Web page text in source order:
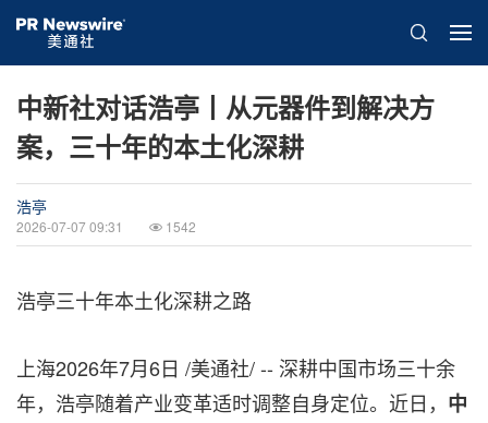
中新社对话浩亭丨从元器件到解决方
案，三十年的本土化深耕
浩亭
2026-07-07 09:31 1542
浩亭三十年本土化深耕之路
上海2026年7月6日 /美通社/ -- 深耕中国市场三十余
年，浩亭随着产业变革适时调整自身定位。近日， 中